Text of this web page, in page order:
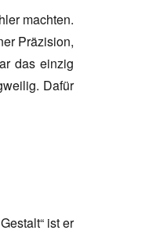
machten.
Präzision,
das einzig
Dafür
ist er